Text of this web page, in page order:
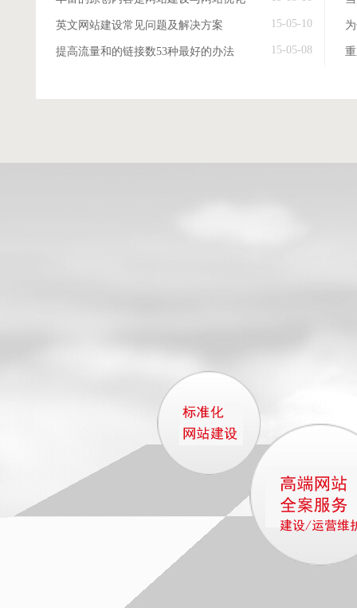
英文网站建设常见问题及解决方案 15-05-10
提高流量和的链接数53种最好的办法 15-05-08